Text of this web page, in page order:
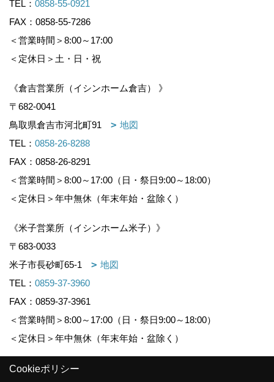
TEL： 0858-55-0921
FAX：0858-55-7286
＜営業時間＞8:00～17:00
＜定休日＞土・日・祝
《倉吉営業所（イシンホーム倉吉） 》
〒682-0041
鳥取県倉吉市河北町91
地図
TEL： 0858-26-8288
FAX：0858-26-8291
＜営業時間＞8:00～17:00（日・祭日9:00～18:00）
＜定休日＞年中無休（年末年始・盆除く）
《米子営業所（イシンホーム米子）》
〒683-0033
米子市長砂町65-1
地図
TEL： 0859-37-3960
FAX：0859-37-3961
＜営業時間＞8:00～17:00（日・祭日9:00～18:00）
＜定休日＞年中無休（年末年始・盆除く）
Cookieポリシー